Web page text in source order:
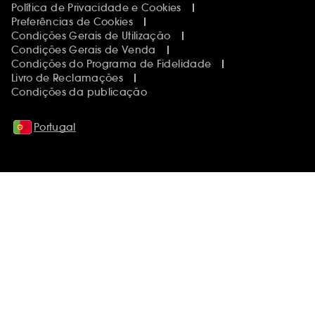
Política de Privacidade e Cookies
Preferências de Cookies
Condições Gerais de Utilização
Condições Gerais de Venda
Condições do Programa de Fidelidade
Livro de Reclamações
Condições da publicação
Portugal